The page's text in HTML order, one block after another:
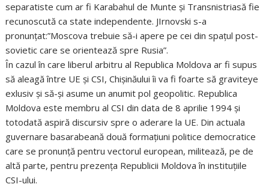
separatiste cum ar fi Karabahul de Munte şi Transnistriasă fie
recunoscută ca state independente. JIrnovski s-a
pronunţat:”Moscova trebuie să-i apere pe cei din spaţul post-
sovietic care se orientează spre Rusia”.
În cazul în care liberul arbitru al Republica Moldova ar fi supus
să aleagă între UE şi CSI, Chişinăului îi va fi foarte să graviteye
exlusiv şi să-şi asume un anumit pol geopolitic. Republica
Moldova este membru al CSI din data de 8 aprilie 1994 şi
totodată aspiră discursiv spre o aderare la UE. Din actuala
guvernare basarabeană două formaţiuni politice democratice
care se pronunţă pentru vectorul european, militează, pe de
altă parte, pentru prezenţa Republicii Moldova în instituţiile
CSI-ului.